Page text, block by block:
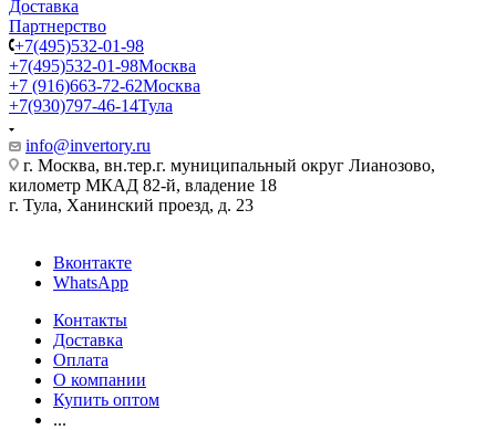
Доставка
Партнерство
+7(495)532-01-98
+7(495)532-01-98Москва
+7 (916)663-72-62Москва
+7(930)797-46-14Тула
info@invertory.ru
г. Москва, вн.тер.г. муниципальный округ Лианозово,
километр МКАД 82-й, владение 18
г. Тула, Ханинский проезд, д. 23
Вконтакте
WhatsApp
Контакты
Доставка
Оплата
О компании
Купить оптом
...